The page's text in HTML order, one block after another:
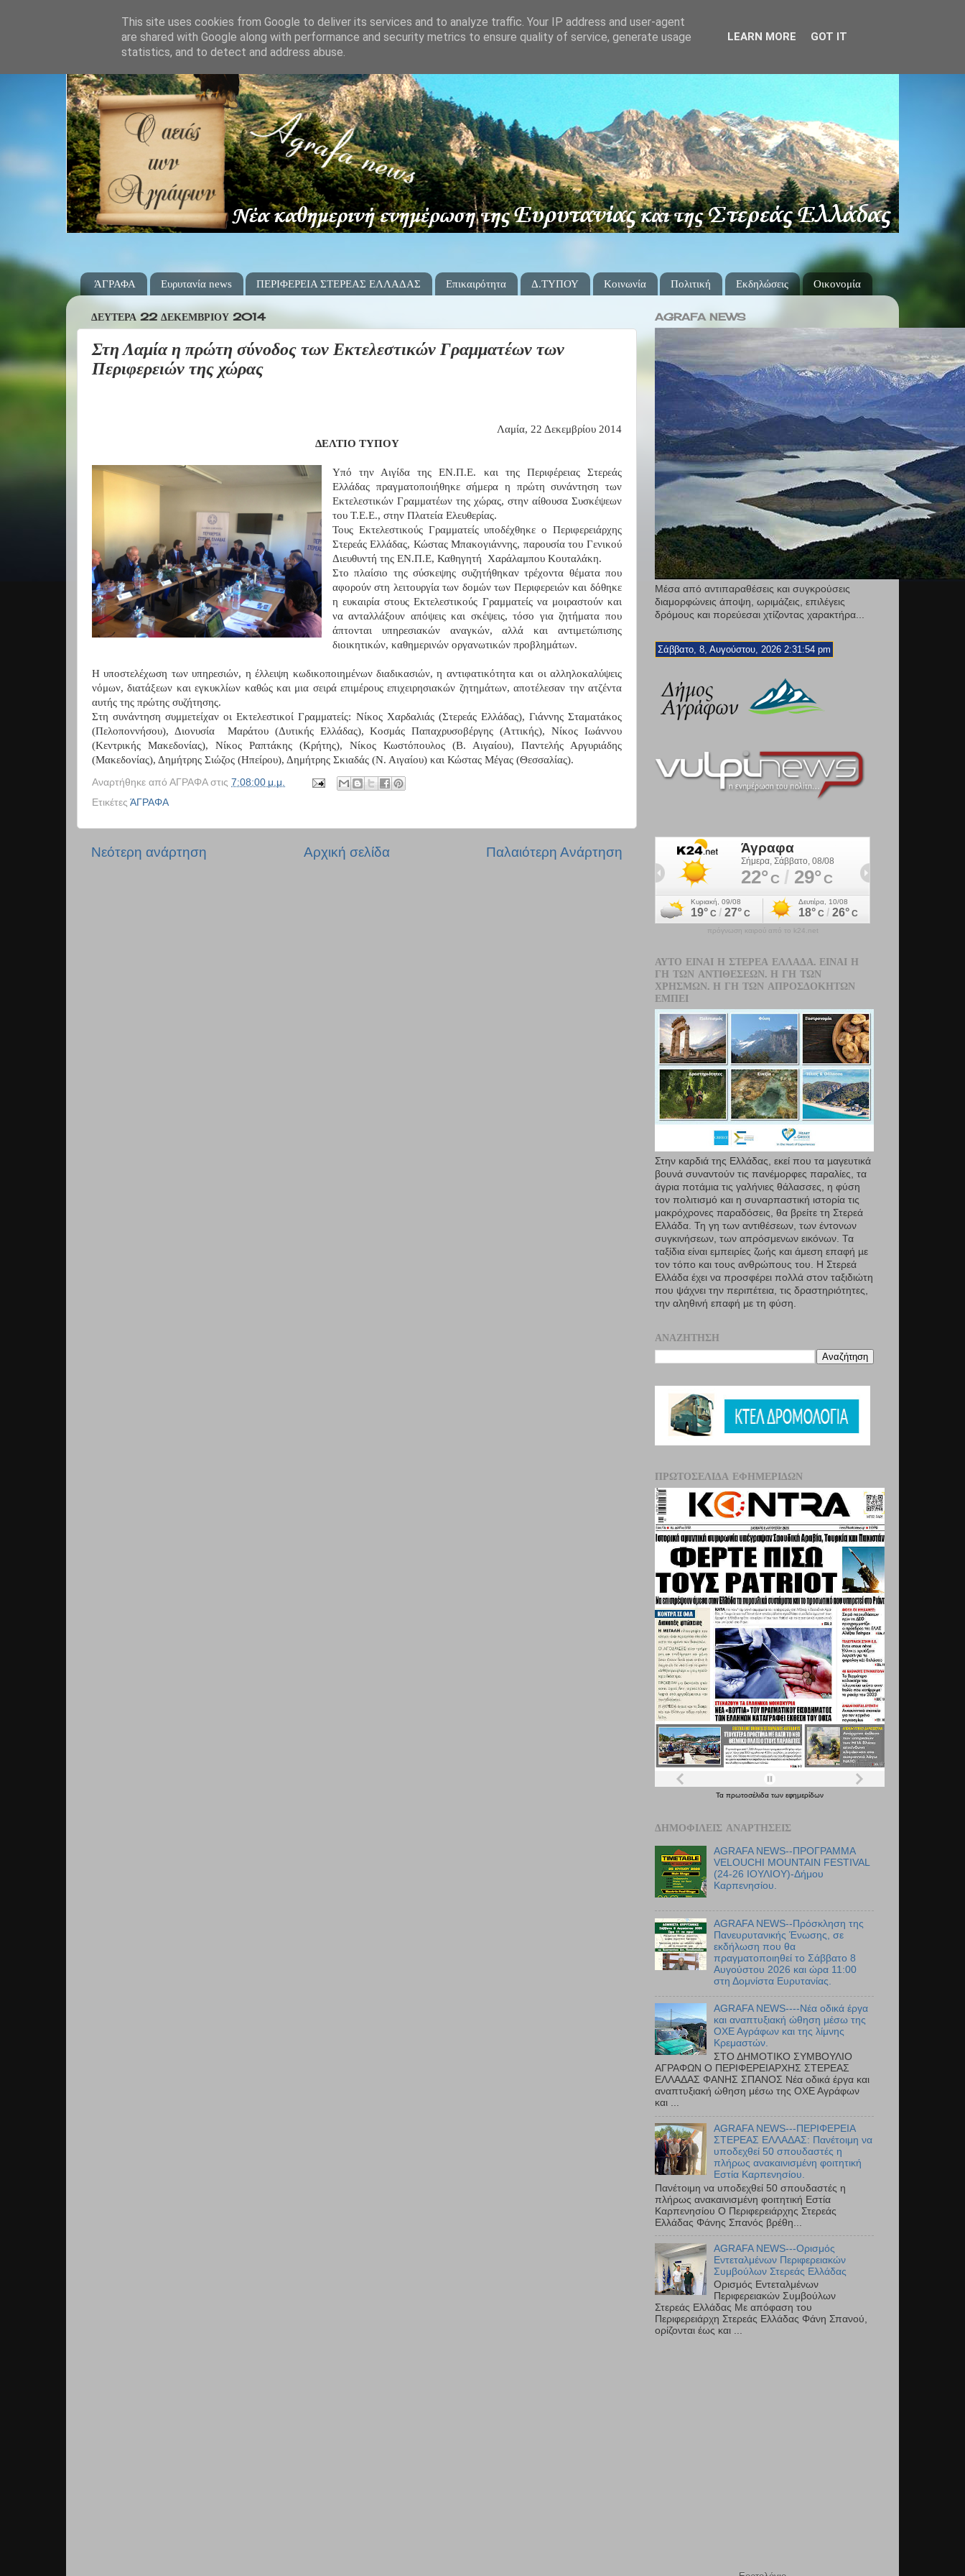
ΆΓΡΑΦΑ Ευρυτανία news ΠΕΡΙΦΕΡΕΙΑ ΣΤΕΡΕΑΣ ΕΛΛΑΔΑΣ Επικαιρότητα Δ.ΤΥΠΟΥ Κοινωνία Πολιτική Εκδηλώσεις Οικονομία
ΔΕΥΤΈΡΑ 22 ΔΕΚΕΜΒΡΊΟΥ 2014
Στη Λαμία η πρώτη σύνοδος των Εκτελεστικών Γραμματέων των
Περιφερειών της χώρας
Λαμία, 22 Δεκεμβρίου 2014
ΔΕΛΤΙΟ ΤΥΠΟΥ
Υπό την Αιγίδα της ΕΝ.Π.Ε. και της Περιφέρειας Στερεάς
Ελλάδας πραγματοποιήθηκε σήμερα η πρώτη συνάντηση των
Εκτελεστικών Γραμματέων της χώρας, στην αίθουσα Συσκέψεων
του Τ.Ε.Ε., στην Πλατεία Ελευθερίας.
Τους Εκτελεστικούς Γραμματείς υποδέχθηκε ο Περιφερειάρχης
Στερεάς Ελλάδας, Κώστας Μπακογιάννης, παρουσία του Γενικού
Διευθυντή της ΕΝ.Π.Ε, Καθηγητή
Χαράλαμπου Κουταλάκη.
Στο πλαίσιο της σύσκεψης συζητήθηκαν τρέχοντα θέματα που
αφορούν στη λειτουργία των δομών των Περιφερειών και δόθηκε
η ευκαιρία στους Εκτελεστικούς Γραμματείς να μοιραστούν και
να ανταλλάξουν απόψεις και σκέψεις, τόσο για ζητήματα που
άπτονται υπηρεσιακών αναγκών, αλλά και αντιμετώπισης
διοικητικών, καθημερινών οργανωτικών προβλημάτων.
Η υποστελέχωση των υπηρεσιών, η έλλειψη κωδικοποιημένων διαδικασιών, η αντιφατικότητα και οι αλληλοκαλύψεις
νόμων, διατάξεων και εγκυκλίων καθώς και μια σειρά επιμέρους επιχειρησιακών ζητημάτων, αποτέλεσαν την ατζέντα
αυτής της πρώτης συζήτησης.
Στη συνάντηση συμμετείχαν οι Εκτελεστικοί Γραμματείς: Νίκος Χαρδαλιάς (Στερεάς Ελλάδας), Γιάννης Σταματάκος
(Πελοποννήσου), Διονυσία
Μαράτου (Δυτικής Ελλάδας), Κοσμάς Παπαχρυσοβέργης (Αττικής), Νίκος Ιωάννου
(Κεντρικής Μακεδονίας), Νίκος Ραπτάκης (Κρήτης), Νίκος Κωστόπουλος (Β. Αιγαίου), Παντελής Αργυριάδης
(Μακεδονίας), Δημήτρης Σιώζος (Ηπείρου), Δημήτρης Σκιαδάς (Ν. Αιγαίου) και Κώστας Μέγας (Θεσσαλίας).
Αναρτήθηκε από ΑΓΡΑΦΑ στις 7:08:00 μ.μ.
Ετικέτες ΆΓΡΑΦΑ
Νεότερη ανάρτηση Παλαιότερη Ανάρτηση
Αρχική σελίδα
AGRAFA NEWS
Μέσα από αντιπαραθέσεις και συγκρούσεις
διαμορφώνεις άποψη, ωριμάζεις, επιλέγεις
δρόμους και πορεύεσαι χτίζοντας χαρακτήρα...
Σάββατο, 8, Αυγούστου, 2026 2:31:56 pm
πρόγνωση καιρού από το k24.net
ΑΥΤΌ ΕΊΝΑΙ Η ΣΤΕΡΕΆ ΕΛΛΆΔΑ. ΕΊΝΑΙ Η
ΓΗ ΤΩΝ ΑΝΤΙΘΈΣΕΩΝ. Η ΓΗ ΤΩΝ
ΧΡΗΣΜΏΝ. Η ΓΗ ΤΩΝ ΑΠΡΟΣΔΌΚΗΤΩΝ
ΕΜΠΕΙ
Στην καρδιά της Ελλάδας, εκεί που τα µαγευτικά
βουνά συναντούν τις πανέμορφες παραλίες, τα
άγρια ποτάμια τις γαλήνιες θάλασσες, η φύση
τον πολιτισμό και η συναρπαστική ιστορία τις
μακρόχρονες παραδόσεις, θα βρείτε τη Στερεά
Ελλάδα. Τη γη των αντιθέσεων, των έντονων
συγκινήσεων, των απρόσμενων εικόνων. Τα
ταξίδια είναι εμπειρίες ζωής και άμεση επαφή µε
τον τόπο και τους ανθρώπους του. Η Στερεά
Ελλάδα έχει να προσφέρει πολλά στον ταξιδιώτη
που ψάχνει την περιπέτεια, τις δραστηριότητες,
την αληθινή επαφή µε τη φύση.
ΑΝΑΖΉΤΗΣΗ
ΠΡΩΤΟΣΈΛΙΔΑ ΕΦΗΜΕΡΊΔΩΝ
Τα πρωτοσέλιδα των εφημερίδων
ΔΗΜΟΦΙΛΕΊΣ ΑΝΑΡΤΉΣΕΙΣ
AGRAFA NEWS--ΠΡΟΓΡΑΜΜΑ
VELOUCHI MOUNTAIN FESTIVAL
(24-26 ΙΟΥΛΙΟΥ)-Δήμου
Καρπενησίου.
AGRAFA NEWS--Πρόσκληση της
Πανευρυτανικής Ένωσης, σε
εκδήλωση που θα
πραγματοποιηθεί το Σάββατο 8
Αυγούστου 2026 και ώρα 11:00
στη Δομνίστα Ευρυτανίας.
AGRAFA NEWS----Νέα οδικά έργα
και αναπτυξιακή ώθηση μέσω της
ΟΧΕ Αγράφων και της λίμνης
Κρεμαστών.
ΣΤΟ ΔΗΜΟΤΙΚΟ ΣΥΜΒΟΥΛΙΟ
ΑΓΡΑΦΩΝ Ο ΠΕΡΙΦΕΡΕΙΑΡΧΗΣ ΣΤΕΡΕΑΣ
ΕΛΛΑΔΑΣ ΦΑΝΗΣ ΣΠΑΝΟΣ Νέα οδικά έργα και
αναπτυξιακή ώθηση μέσω της ΟΧΕ Αγράφων
και ...
AGRAFA NEWS---ΠΕΡΙΦΕΡΕΙΑ
ΣΤΕΡΕΑΣ ΕΛΛΑΔΑΣ: Πανέτοιμη να
υποδεχθεί 50 σπουδαστές η
πλήρως ανακαινισμένη φοιτητική
Εστία Καρπενησίου.
Πανέτοιμη να υποδεχθεί 50 σπουδαστές η
πλήρως ανακαινισμένη φοιτητική Εστία
Καρπενησίου Ο Περιφερειάρχης Στερεάς
Ελλάδας Φάνης Σπανός βρέθη...
AGRAFA NEWS---Ορισμός
Εντεταλμένων Περιφερειακών
Συμβούλων Στερεάς Ελλάδας
Ορισμός Εντεταλμένων
Περιφερειακών Συμβούλων
Στερεάς Ελλάδας Με απόφαση του
Περιφερειάρχη Στερεάς Ελλάδας Φάνη Σπανού,
ορίζονται έως και ...
This site uses cookies from Google to deliver its services and to analyze traffic. Your IP address and user-agent
are shared with Google along with performance and security metrics to ensure quality of service, generate usage
statistics, and to detect and address abuse.
LEARN MORE GOT IT